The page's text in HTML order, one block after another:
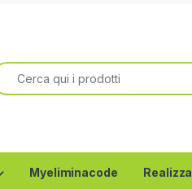
per:
Myeliminacode